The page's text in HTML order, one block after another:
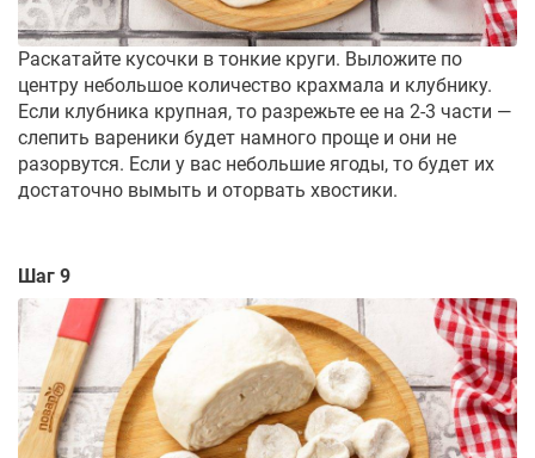
Раскатайте кусочки в тонкие круги. Выложите по
центру небольшое количество крахмала и клубнику.
Если клубника крупная, то разрежьте ее на 2-3 части —
слепить вареники будет намного проще и они не
разорвутся. Если у вас небольшие ягоды, то будет их
достаточно вымыть и оторвать хвостики.
Шаг 9